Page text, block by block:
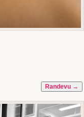
Randevu →